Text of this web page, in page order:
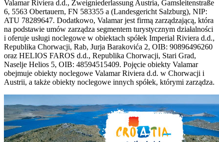
Valamar Riviera d.d., Zweigniederlassung Austria, Gamsleitenstraße
6, 5563 Obertauern, FN 583355 a (Landesgericht Salzburg), NIP:
ATU 78289647. Dodatkowo, Valamar jest firmą zarządzającą, która
na podstawie umów zarządza segmentem turystycznym działalności
i oferuje usługi noclegowe w obiektach spółek Imperial Riviera d.d.,
Republika Chorwacji, Rab, Jurja Barakovića 2, OIB: 90896496260
oraz HELIOS FAROS d.d., Republika Chorwacji, Stari Grad,
Naselje Helios 5, OIB: 48594515409. Pojęcie obiekty Valamar
obejmuje obiekty noclegowe Valamar Riviera d.d. w Chorwacji i
Austrii, a także obiekty noclegowe innych spółek, którymi zarządza.